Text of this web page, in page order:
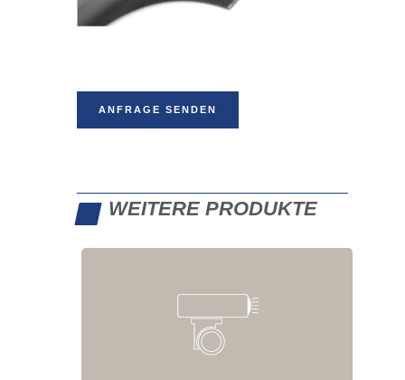
ANFRAGE SENDEN
WEITERE PRODUKTE